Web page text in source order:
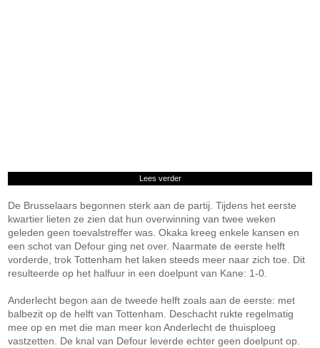
Lees verder
De Brusselaars begonnen sterk aan de partij. Tijdens het eerste
kwartier lieten ze zien dat hun overwinning van twee weken
geleden geen toevalstreffer was. Okaka kreeg enkele kansen en
een schot van Defour ging net over. Naarmate de eerste helft
vorderde, trok Tottenham het laken steeds meer naar zich toe. Dit
resulteerde op het halfuur in een doelpunt van Kane: 1-0.
Anderlecht begon aan de tweede helft zoals aan de eerste: met
balbezit op de helft van Tottenham. Deschacht rukte regelmatig
mee op en met die man meer kon Anderlecht de thuisploeg
vastzetten. De knal van Defour leverde echter geen doelpunt op.